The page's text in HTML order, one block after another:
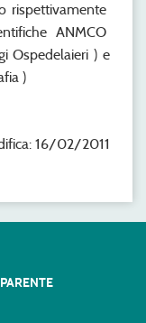
rispettivamente
ANMCO
Ospedelaieri ) e
)
16/02/2011